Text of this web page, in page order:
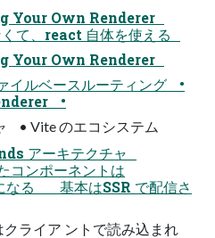
Your Own Renderer
て、react 自体を使える
Your Own Renderer
ルベースルーティング •
•
• Vite のエコシステム
アーキテクチャ
ンポーネントは
る 基本はSSR で配信さ
ライア ントで読み込まれ